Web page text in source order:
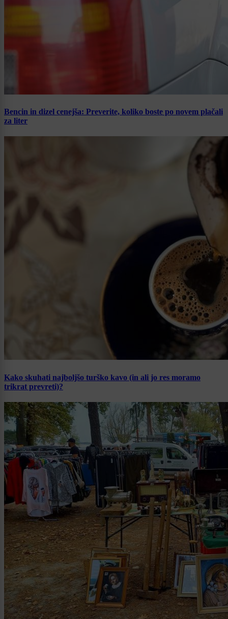
Bencin in dizel cenejša: Preverite, koliko boste po novem plačali
za liter
Kako skuhati najboljšo turško kavo (in ali jo res moramo
trikrat prevreti)?